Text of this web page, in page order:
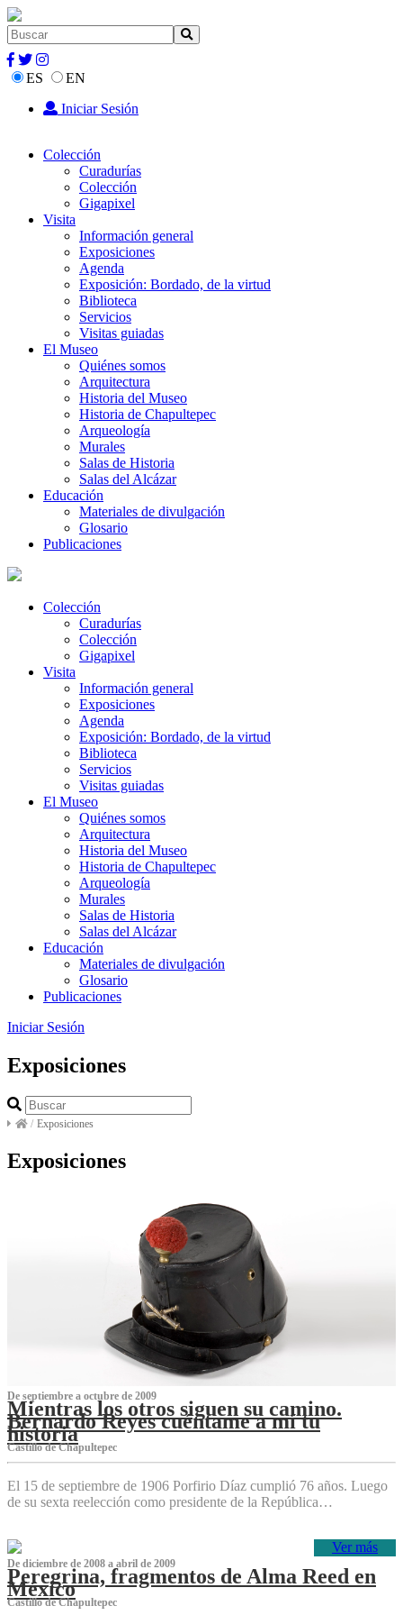
ES
EN
Iniciar Sesión
Colección
Curadurías
Colección
Gigapixel
Visita
Información general
Exposiciones
Agenda
Exposición: Bordado, de la virtud
Biblioteca
Servicios
Visitas guiadas
El Museo
Quiénes somos
Arquitectura
Historia del Museo
Historia de Chapultepec
Arqueología
Murales
Salas de Historia
Salas del Alcázar
Educación
Materiales de divulgación
Glosario
Publicaciones
Colección
Curadurías
Colección
Gigapixel
Visita
Información general
Exposiciones
Agenda
Exposición: Bordado, de la virtud
Biblioteca
Servicios
Visitas guiadas
El Museo
Quiénes somos
Arquitectura
Historia del Museo
Historia de Chapultepec
Arqueología
Murales
Salas de Historia
Salas del Alcázar
Educación
Materiales de divulgación
Glosario
Publicaciones
Iniciar Sesión
Exposiciones
/ Exposiciones
Exposiciones
De septiembre a octubre de 2009
Mientras los otros siguen su camino.
Bernardo Reyes cuéntame a mí tu
historia
Castillo de Chapultepec
El 15 de septiembre de 1906 Porfirio Díaz cumplió 76 años. Luego
de su sexta reelección como presidente de la República…
Ver más
De diciembre de 2008 a abril de 2009
Peregrina, fragmentos de Alma Reed en
México
Castillo de Chapultepec